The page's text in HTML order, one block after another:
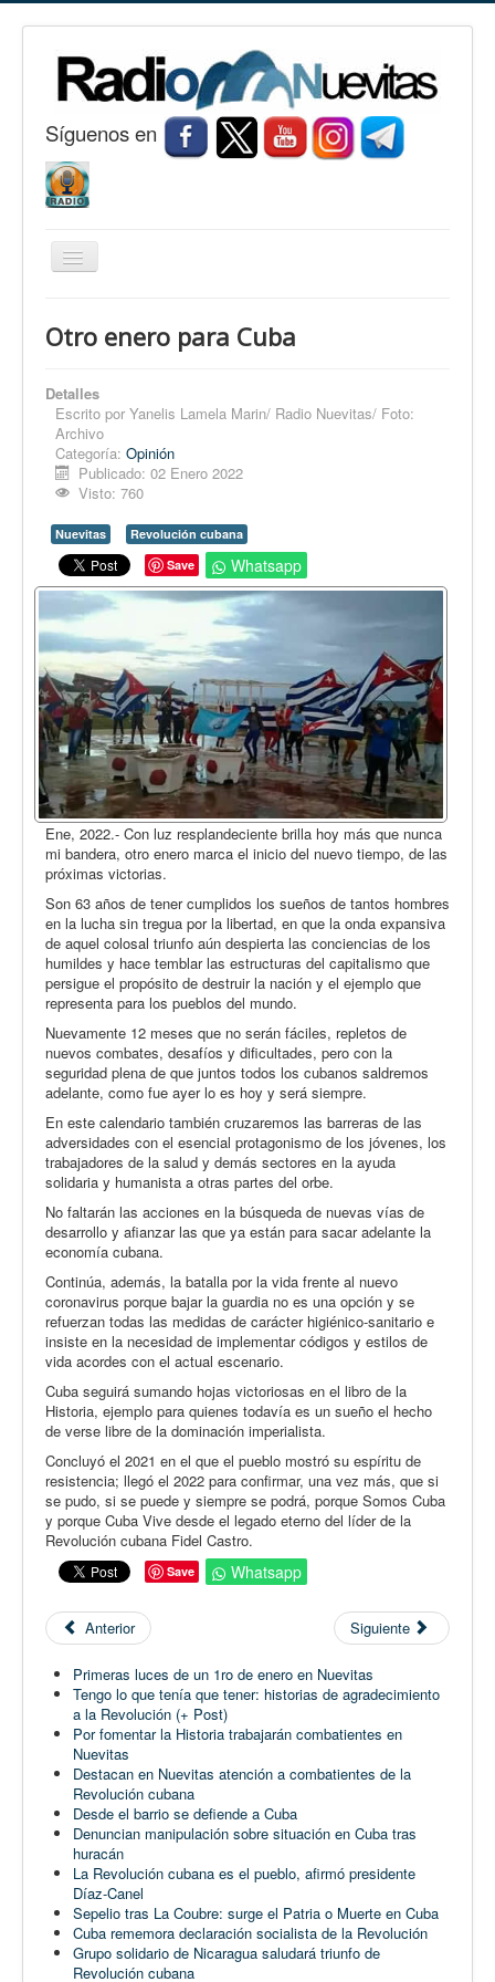
Síguenos en
Cambiar
Nuevitas
Noticias
Conozca Nuevitas
Fotorreportaje
Opinión
En audio
Medio Ambiente
Ciencia, tecnología y curiosidades
Francés
Inglés
Desempolvando la historia
Otro enero para Cuba
Detalles
Escrito por Yanelis Lamela Marin/ Radio Nuevitas/ Foto:
Archivo
Categoría: Opinión
Publicado: 02 Enero 2022
Visto: 760
Nuevitas
Revolución cubana
Save
Whatsapp
Ene, 2022.- Con luz resplandeciente brilla hoy más que nunca
mi bandera, otro enero marca el inicio del nuevo tiempo, de las
próximas victorias.
Son 63 años de tener cumplidos los sueños de tantos hombres
en la lucha sin tregua por la libertad, en que la onda expansiva
de aquel colosal triunfo aún despierta las conciencias de los
humildes y hace temblar las estructuras del capitalismo que
persigue el propósito de destruir la nación y el ejemplo que
representa para los pueblos del mundo.
Nuevamente 12 meses que no serán fáciles, repletos de
nuevos combates, desafíos y dificultades, pero con la
seguridad plena de que juntos todos los cubanos saldremos
adelante, como fue ayer lo es hoy y será siempre.
En este calendario también cruzaremos las barreras de las
adversidades con el esencial protagonismo de los jóvenes, los
trabajadores de la salud y demás sectores en la ayuda
solidaria y humanista a otras partes del orbe.
No faltarán las acciones en la búsqueda de nuevas vías de
desarrollo y afianzar las que ya están para sacar adelante la
economía cubana.
Continúa, además, la batalla por la vida frente al nuevo
coronavirus porque bajar la guardia no es una opción y se
refuerzan todas las medidas de carácter higiénico-sanitario e
insiste en la necesidad de implementar códigos y estilos de
vida acordes con el actual escenario.
Cuba seguirá sumando hojas victoriosas en el libro de la
Historia, ejemplo para quienes todavía es un sueño el hecho
de verse libre de la dominación imperialista.
Concluyó el 2021 en el que el pueblo mostró su espíritu de
resistencia; llegó el 2022 para confirmar, una vez más, que si
se pudo, si se puede y siempre se podrá, porque Somos Cuba
y porque Cuba Vive desde el legado eterno del líder de la
Revolución cubana Fidel Castro.
Save Whatsapp
Anterior Siguiente
Primeras luces de un 1ro de enero en Nuevitas
Tengo lo que tenía que tener: historias de agradecimiento
a la Revolución (+ Post)
Por fomentar la Historia trabajarán combatientes en
Nuevitas
Destacan en Nuevitas atención a combatientes de la
Revolución cubana
Desde el barrio se defiende a Cuba
Denuncian manipulación sobre situación en Cuba tras
huracán
La Revolución cubana es el pueblo, afirmó presidente
Díaz-Canel
Sepelio tras La Coubre: surge el Patria o Muerte en Cuba
Cuba rememora declaración socialista de la Revolución
Grupo solidario de Nicaragua saludará triunfo de
Revolución cubana